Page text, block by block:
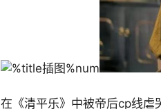
在《清平乐》中被帝后cp线虐